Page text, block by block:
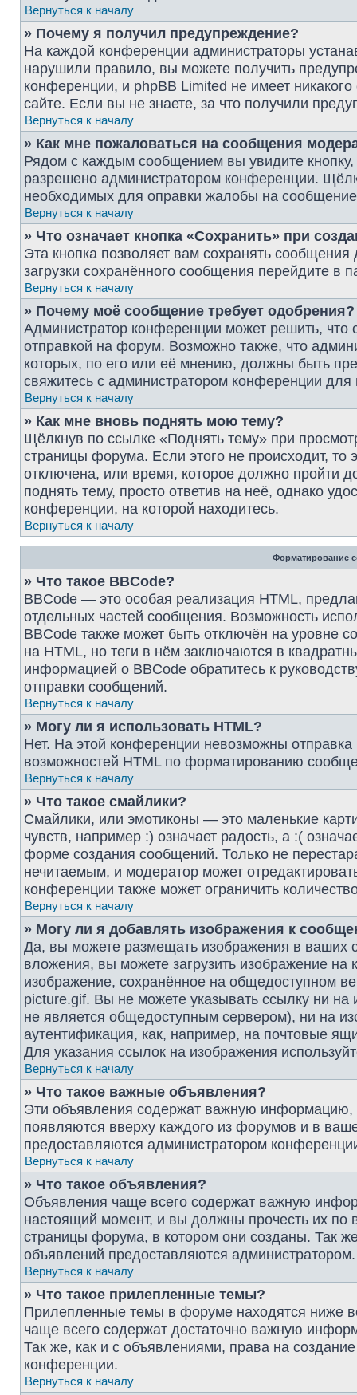
Вернуться к началу
» Почему я получил предупреждение?
На каждой конференции администраторы
нарушили правило, вы можете получить
конференции, и phpBB Limited не имеет
сайте. Если вы не знаете, за что получили
Вернуться к началу
» Как мне пожаловаться на сообщения
Рядом с каждым сообщением вы увидите
разрешено администратором конференции.
необходимых для оправки жалобы на
Вернуться к началу
» Что означает кнопка «Сохранить» при
Эта кнопка позволяет вам сохранять
загрузки сохранённого сообщения перейдите в
Вернуться к началу
» Почему моё сообщение требует одобрения?
Администратор конференции может решить,
отправкой на форум. Возможно также, что
которых, по его или её мнению, должны быть
свяжитесь с администратором конференции
Вернуться к началу
» Как мне вновь поднять мою тему?
Щёлкнув по ссылке «Поднять тему» при
страницы форума. Если этого не происходит, то
отключена, или время, которое должно пройти
поднять тему, просто ответив на неё, однако
конференции, на которой находитесь.
Вернуться к началу
Форматирование
» Что такое BBCode?
BBCode — это особая реализация HTML,
отдельных частей сообщения. Возможность
BBCode также может быть отключён на уровне
на HTML, но теги в нём заключаются в
информацией о BBCode обратитесь к
отправки сообщений.
Вернуться к началу
» Могу ли я использовать HTML?
Нет. На этой конференции невозможны
возможностей HTML по форматированию
Вернуться к началу
» Что такое смайлики?
Смайлики, или эмотиконы — это маленькие
чувств, например :) означает радость, а :(
форме создания сообщений. Только не
нечитаемым, и модератор может
конференции также может ограничить
Вернуться к началу
» Могу ли я добавлять изображения к
Да, вы можете размещать изображения в ваших
вложения, вы можете загрузить изображение
изображение, сохранённое на общедоступном
picture.gif. Вы не можете указывать ссылку ни
не является общедоступным сервером), ни на
аутентификация, как, например, на почтовые
Для указания ссылок на изображения
Вернуться к началу
» Что такое важные объявления?
Эти объявления содержат важную
появляются вверху каждого из форумов и в
предоставляются администратором
Вернуться к началу
» Что такое объявления?
Объявления чаще всего содержат важную
настоящий момент, и вы должны прочесть их
страницы форума, в котором они созданы. Так
объявлений предоставляются администратором.
Вернуться к началу
» Что такое прилепленные темы?
Прилепленные темы в форуме находятся ниже
чаще всего содержат достаточно важную
Так же, как и с объявлениями, права на
конференции.
Вернуться к началу